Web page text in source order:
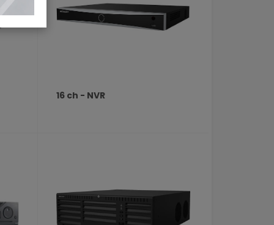
16 ch - NVR